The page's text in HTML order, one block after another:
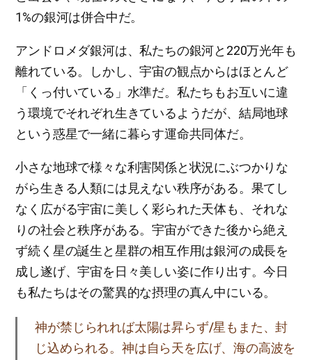
1%の銀河は併合中だ。
アンドロメダ銀河は、私たちの銀河と220万光年も
離れている。しかし、宇宙の観点からはほとんど
「くっ付いている」水準だ。私たちもお互いに違
う環境でそれぞれ生きているようだが、結局地球
という惑星で一緒に暮らす運命共同体だ。
小さな地球で様々な利害関係と状況にぶつかりな
がら生きる人類には見えない秩序がある。果てし
なく広がる宇宙に美しく彩られた天体も、それな
りの社会と秩序がある。宇宙ができた後から絶え
ず続く星の誕生と星群の相互作用は銀河の成長を
成し遂げ、宇宙を日々美しい姿に作り出す。今日
も私たちはその驚異的な摂理の真ん中にいる。
神が禁じられれば太陽は昇らず/星もまた、封
じ込められる。神は自ら天を広げ、海の高波を